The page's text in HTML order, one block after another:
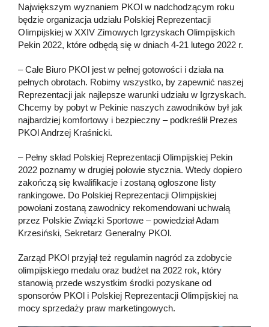
Największym wyznaniem PKOl w nadchodzącym roku
będzie organizacja udziału Polskiej Reprezentacji
Olimpijskiej w XXIV Zimowych Igrzyskach Olimpijskich
Pekin 2022, które odbędą się w dniach 4-21 lutego 2022 r.
– Całe Biuro PKOl jest w pełnej gotowości i działa na
pełnych obrotach. Robimy wszystko, by zapewnić naszej
Reprezentacji jak najlepsze warunki udziału w Igrzyskach.
Chcemy by pobyt w Pekinie naszych zawodników był jak
najbardziej komfortowy i bezpieczny – podkreślił Prezes
PKOl Andrzej Kraśnicki.
– Pełny skład Polskiej Reprezentacji Olimpijskiej Pekin
2022 poznamy w drugiej połowie stycznia. Wtedy dopiero
zakończą się kwalifikacje i zostaną ogłoszone listy
rankingowe. Do Polskiej Reprezentacji Olimpijskiej
powołani zostaną zawodnicy rekomendowani uchwałą
przez Polskie Związki Sportowe – powiedział Adam
Krzesiński, Sekretarz Generalny PKOl.
Zarząd PKOl przyjął też regulamin nagród za zdobycie
olimpijskiego medalu oraz budżet na 2022 rok, który
stanowią przede wszystkim środki pozyskane od
sponsorów PKOl i Polskiej Reprezentacji Olimpijskiej na
mocy sprzedaży praw marketingowych.